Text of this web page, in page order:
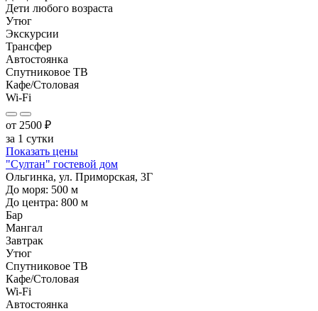
Дети любого возраста
Утюг
Экскурсии
Трансфер
Автостоянка
Спутниковое ТВ
Кафе/Столовая
Wi-Fi
от 2500 ₽
за 1 сутки
Показать цены
"Султан" гостевой дом
Ольгинка, ул. Приморская, 3Г
До моря: 500 м
До центра: 800 м
Бар
Мангал
Завтрак
Утюг
Спутниковое ТВ
Кафе/Столовая
Wi-Fi
Автостоянка